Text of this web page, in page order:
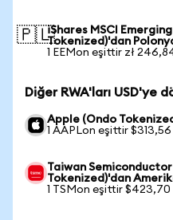
🇵🇱iShares MSCI
Tokenized)'dan
1 EEMon eşittir zł
Diğer RWA'ları USD'ye
Apple (Ondo
1 AAPLon eşittir $313,56
Taiwan
Tokenized)'dan
1 TSMon eşittir $423,70